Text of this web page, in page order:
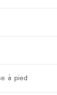
à pied